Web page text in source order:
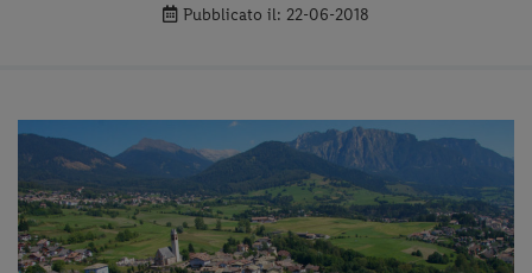
Pubblicato il: 22-06-2018